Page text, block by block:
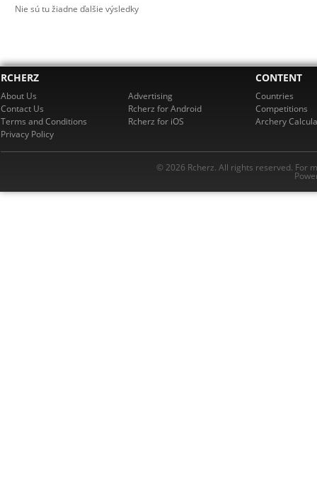
Nie sú tu žiadne ďalšie výsledky
RCHERZ
About Us
Contact Us
Terms and Conditions
Privacy Policy
Advertising
Rcherz for Android
Rcherz for iOS
CONTENT
Countries
Competitions
Archery
© 2026 Rcherz. All rights reserved. For